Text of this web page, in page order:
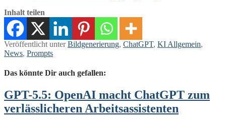
Inhalt teilen
Veröffentlicht unterBildgenerierung, ChatGPT, KI Allgemein,
News, Prompts
Das könnte Dir auch gefallen:
GPT-5.5: OpenAI macht ChatGPT zum
verlässlicheren Arbeitsassistenten